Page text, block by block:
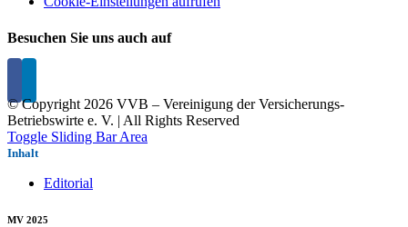
Besuchen Sie uns auch auf
© Copyright 2026 VVB – Vereinigung der Versicherungs-
Betriebswirte e. V. | All Rights Reserved
Toggle Sliding Bar Area
Inhalt
Editorial
MV 2025